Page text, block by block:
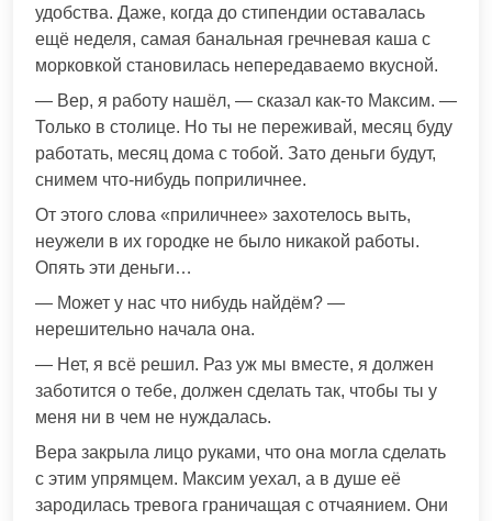
удобства. Даже, когда до стипендии оставалась
ещё неделя, самая банальная гречневая каша с
морковкой становилась непередаваемо вкусной.
— Вер, я работу нашёл, — сказал как-то Максим. —
Только в столице. Но ты не переживай, месяц буду
работать, месяц дома с тобой. Зато деньги будут,
снимем что-нибудь поприличнее.
От этого слова «приличнее» захотелось выть,
неужели в их городке не было никакой работы.
Опять эти деньги…
— Может у нас что нибудь найдём? —
нерешительно начала она.
— Нет, я всё решил. Раз уж мы вместе, я должен
заботится о тебе, должен сделать так, чтобы ты у
меня ни в чем не нуждалась.
Вера закрыла лицо руками, что она могла сделать
с этим упрямцем. Максим уехал, а в душе её
зародилась тревога граничащая с отчаянием. Они